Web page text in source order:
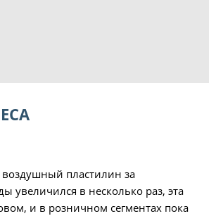
воздушный пластилин за
увеличился в несколько раз, эта
и в розничном сегментах пока